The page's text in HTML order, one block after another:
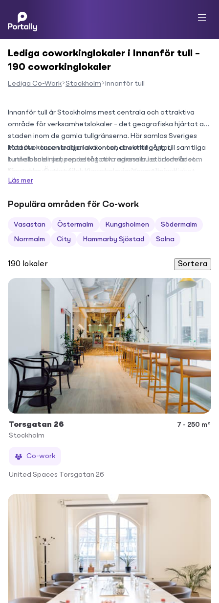
Lediga coworkinglokaler i Innanför tull –
190 coworkinglokaler
Lediga Co-Work Stockholm Innanför tull
Innanför tull är Stockholms mest centrala och attraktiva
område för verksamhetslokaler – det geografiska hjärtat av
staden inom de gamla tullgränserna. Här samlas Sveriges
tätaste koncentration av kontor, coworking-ytor,
butikslokaler och representativa adresser i stadsdelar som
Södermalm.
Med över tusen lediga lokaler och direkt tillgång till samtliga
tunnelbanelinjer, pendeltåg och regionalbuss är området
rekryteringsunderlag och varumärkesprestige. Utbudet
sekelskiftesfastigheter på Östermalm till kreativa
coworking-miljöer i Vasastan och Södermalm – oavsett
bransch och bolagsstorlek finns rätt lokal innanför tull.
Läs mer
Populära områden för Co-work
Vasastan Östermalm Kungsholmen Södermalm
Norrmalm City Hammarby Sjöstad Solna
190 lokaler Sortera
Torsgatan 26
7 - 250 m²
Stockholm
Co-work
United Spaces Torsgatan 26